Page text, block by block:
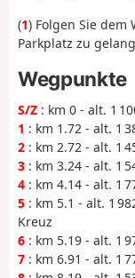
(1) Folgen Sie
Parkplatz zu
Wegpunkte
S/Z : km 0 - alt. 1
1 : km 1.72 - alt. 1
2 : km 2.72 - alt. 1
3 : km 3.24 - alt. 1
4 : km 4.14 - alt. 1
5 : km 5.1 - alt. 1
Kreuz
6 : km 5.19 - alt. 1
7 : km 6.91 - alt. 1